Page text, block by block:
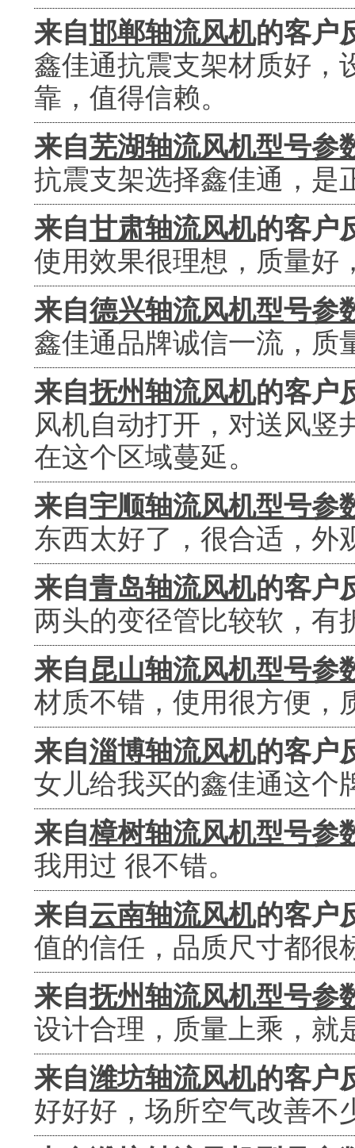
来自邯郸轴流风机的客户
鑫佳通抗震支架材质好，
靠，值得信赖。
来自芜湖轴流风机型号参
抗震支架选择鑫佳通，是
来自甘肃轴流风机的客户
使用效果很理想，质量好
来自德兴轴流风机型号参
鑫佳通品牌诚信一流，质
来自抚州轴流风机的客户
风机自动打开，对送风竖
在这个区域蔓延。
来自宇顺轴流风机型号参
东西太好了，很合适，外
来自青岛轴流风机的客户
两头的变径管比较软，有
来自 昆山轴流风机型号参
材质不错，使用很方便，
来自淄博轴流风机的客户
女儿给我买的鑫佳通这个
来自樟树轴流风机型号参
我用过 很不错。
来自云南轴流风机的客户
值的信任，品质尺寸都很
来自抚州轴流风机型号参
设计合理，质量上乘，就
来自潍坊轴流风机的客户
好好好，场所空气改善不